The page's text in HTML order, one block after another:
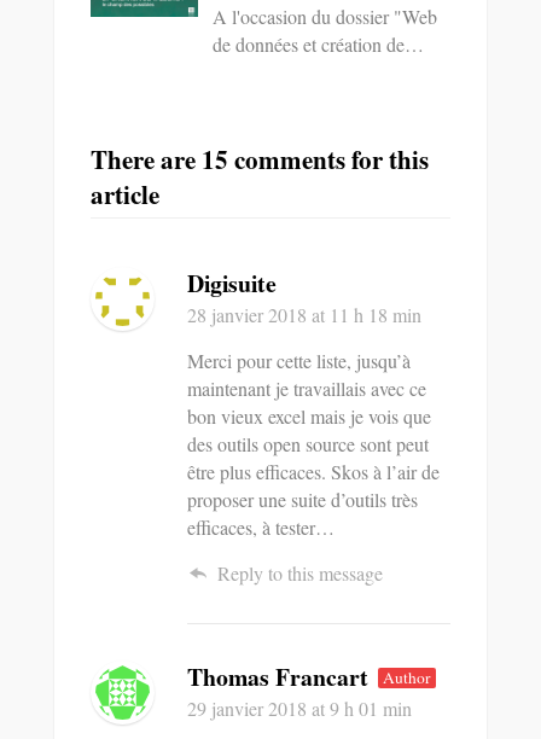
A l'occasion du dossier "Web
de données et création de…
There are 15 comments for this
article
Digisuite
28 janvier 2018 at 11 h 18 min
Merci pour cette liste, jusqu’à
maintenant je travaillais avec ce
bon vieux excel mais je vois que
des outils open source sont peut
être plus efficaces. Skos à l’air de
proposer une suite d’outils très
efficaces, à tester…
Reply to this message
Thomas Francart Author
29 janvier 2018 at 9 h 01 min